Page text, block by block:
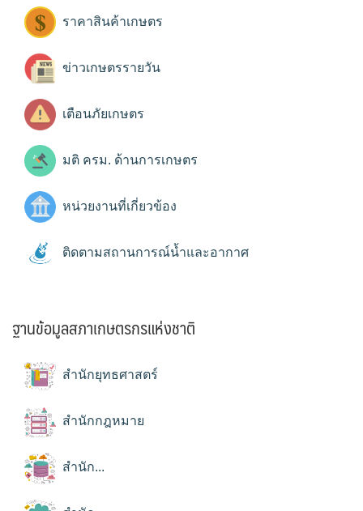
ราคาสินค้าเกษตร
ข่าวเกษตรรายวัน
เตือนภัยเกษตร
มติ ครม. ด้านการเกษตร
หน่วยงานที่เกี่ยวข้อง
ติดตามสถานการณ์น้ำและอากาศ
ฐานข้อมูลสภาเกษตรกรแห่งชาติ
สำนักยุทธศาสตร์
สำนักกฎหมาย
สำนัก...